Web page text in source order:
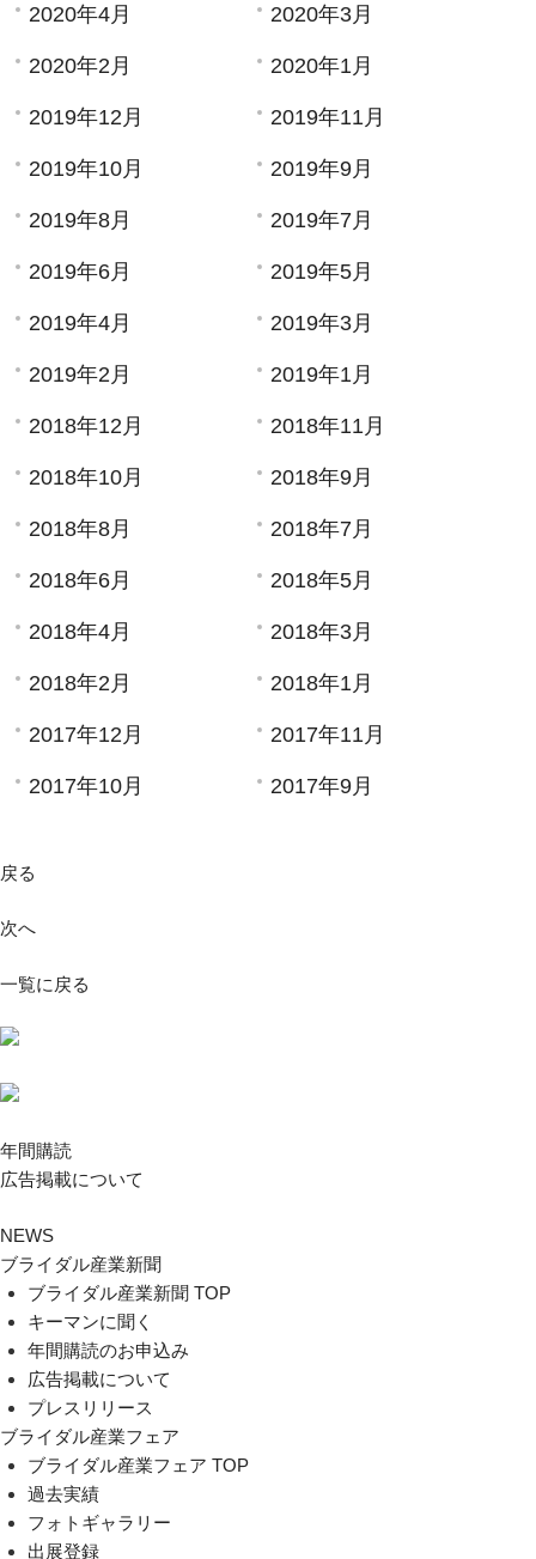
2020年4月 2020年3月
2020年2月 2020年1月
2019年12月 2019年11月
2019年10月 2019年9月
2019年8月 2019年7月
2019年6月 2019年5月
2019年4月 2019年3月
2019年2月 2019年1月
2018年12月 2018年11月
2018年10月 2018年9月
2018年8月 2018年7月
2018年6月 2018年5月
2018年4月 2018年3月
2018年2月 2018年1月
2017年12月 2017年11月
2017年10月 2017年9月
戻る
次へ
一覧に戻る
年間購読
広告掲載について
NEWS
ブライダル産業新聞
ブライダル産業新聞 TOP
キーマンに聞く
年間購読のお申込み
広告掲載について
プレスリリース
ブライダル産業フェア
ブライダル産業フェア TOP
過去実績
フォトギャラリー
出展登録